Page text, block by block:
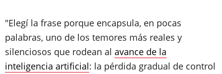
"Elegí la frase porque encapsula, en pocas
palabras, uno de los temores más reales y
silenciosos que rodean al avance de la
inteligencia artificial: la pérdida gradual de control